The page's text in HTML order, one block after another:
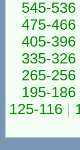
545-536
475-466
405-396
335-326
265-256
195-186
125-116 |